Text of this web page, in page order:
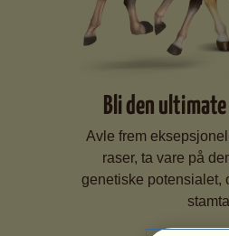
Bli den
Avle frem
raser, ta vare på
genetiske potensialet,